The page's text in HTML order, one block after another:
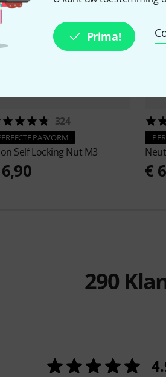
Prima!
324
PASVORM
Self Locking Nut M3
€
290